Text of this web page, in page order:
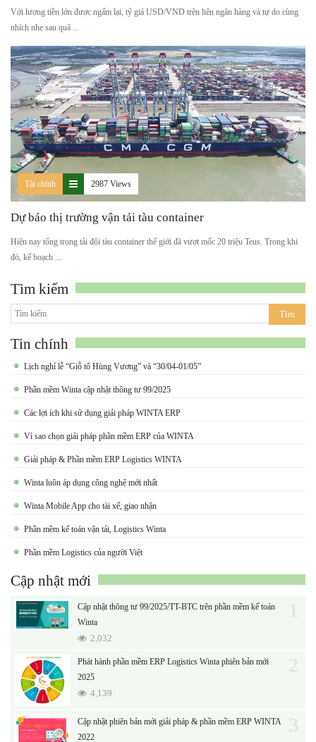
Với lượng tiền lớn được ngấm lại, tỷ giá USD/VND trên liên ngân hàng và tự do cùng
nhích nhẹ sau quã ...
Tài chính 2987 Views
Dự báo thị trường vận tải tàu container
Hiện nay tổng trọng tải đội tàu container thế giới đã vượt mốc 20 triệu Teus. Trong khi
đó, kế hoạch ...
Tìm kiếm
Tin chính
Lịch nghỉ lễ “Giỗ tổ Hùng Vương” và “30/04-01/05”
Phần mềm Winta cập nhật thông tư 99/2025
Các lợi ích khi sử dụng giải pháp WINTA ERP
Vì sao chọn giải pháp phần mềm ERP của WINTA
Giải pháp & Phần mềm ERP Logistics WINTA
Winta luôn áp dụng công nghệ mới nhất
Winta Mobile App cho tài xế, giao nhận
Phần mềm kế toán vận tải, Logistics Winta
Phần mềm Logistics của người Việt
Cập nhật mới
Cập nhật thông tư 99/2025/TT-BTC trên phần mềm kế toán
Winta
2,032
1
Phát hành phần mềm ERP Logistics Winta phiên bản mới
2025
4,139
2
Cập nhật phiên bản mới giải pháp & phần mềm ERP WINTA
2022
3